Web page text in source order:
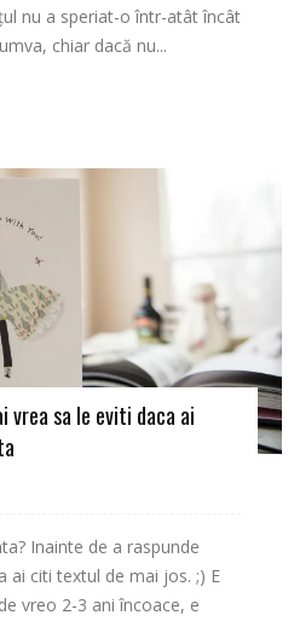
nu a speriat-o într-atât încât
chiar dacă nu...
vrea sa le eviti daca ai
Inainte de a raspunde
ai citi textul de mai jos. ;) E
vreo 2-3 ani încoace, e